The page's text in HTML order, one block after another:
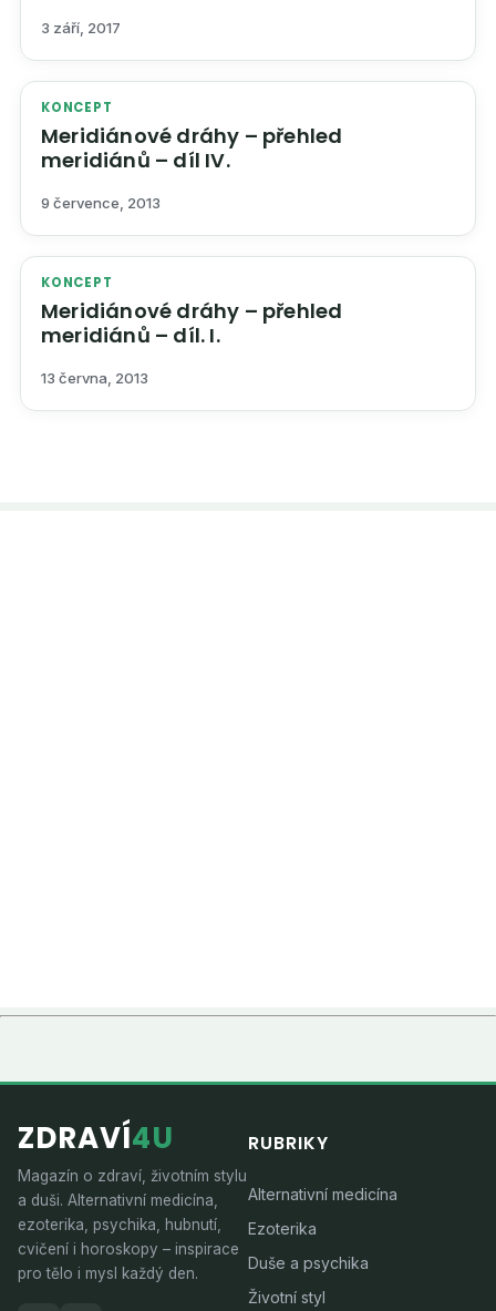
3 září, 2017
KONCEPT
Meridiánové dráhy – přehled
meridiánů – díl IV.
9 července, 2013
KONCEPT
Meridiánové dráhy – přehled
meridiánů – díl. I.
13 června, 2013
ZDRAVÍ4U
Magazín o zdraví, životním stylu
a duši. Alternativní medicína,
ezoterika, psychika, hubnutí,
cvičení i horoskopy – inspirace
pro tělo i mysl každý den.
RUBRIKY
Alternativní medicína
Ezoterika
Duše a psychika
Životní styl